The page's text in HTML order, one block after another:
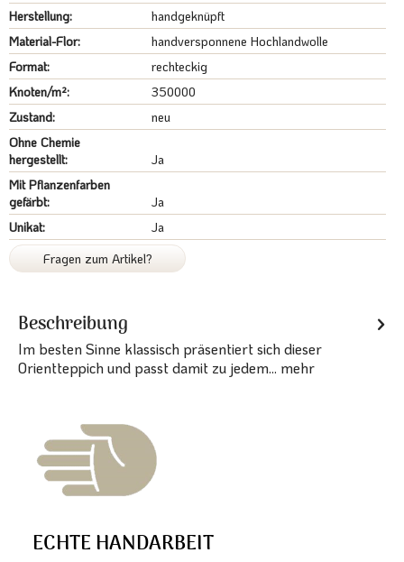
Herstellung:
handgeknüpft
Material-Flor:
handversponnene Hochlandwolle
Format:
rechteckig
Knoten/m²:
350000
Zustand:
neu
Ohne Chemie
hergestellt:
Ja
Mit Pflanzenfarben
gefärbt:
Ja
Unikat:
Ja
Fragen zum Artikel?
Beschreibung
Im besten Sinne klassisch präsentiert sich dieser
Orientteppich und passt damit zu jedem... mehr
ECHTE HANDARBEIT